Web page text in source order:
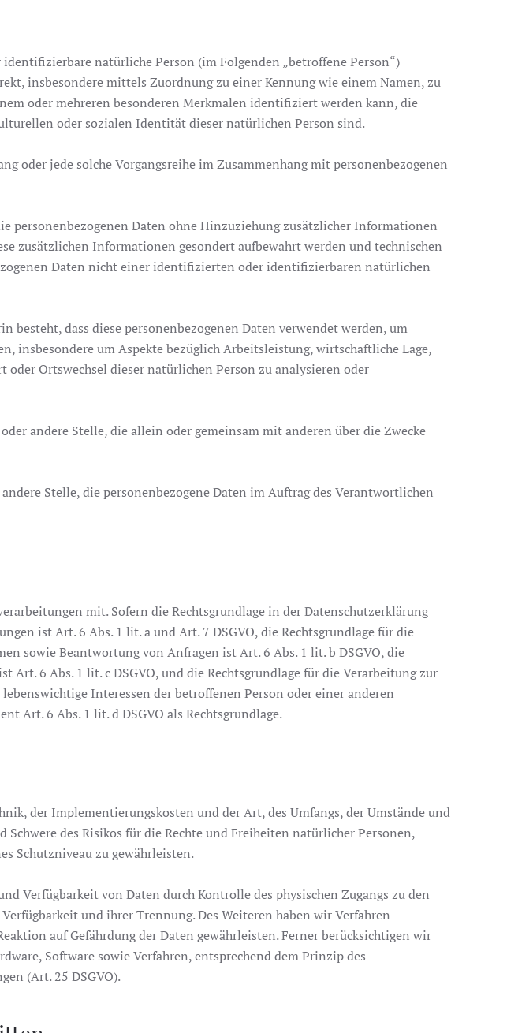
natürliche Person (im Folgenden „betroffene Person“)
insbesondere mittels Zuordnung zu einer Kennung wie einem Namen, zu
oder mehreren besonderen Merkmalen identifiziert werden kann, die
oder sozialen Identität dieser natürlichen Person sind.
oder jede solche Vorgangsreihe im Zusammenhang mit personenbezogenen
personenbezogenen Daten ohne Hinzuziehung zusätzlicher Informationen
zusätzlichen Informationen gesondert aufbewahrt werden und technischen
Daten nicht einer identifizierten oder identifizierbaren natürlichen
dass diese personenbezogenen Daten verwendet werden, um
insbesondere um Aspekte bezüglich Arbeitsleistung, wirtschaftliche Lage,
Ortswechsel dieser natürlichen Person zu analysieren oder
andere Stelle, die allein oder gemeinsam mit anderen über die Zwecke
Stelle, die personenbezogene Daten im Auftrag des Verantwortlichen
mit. Sofern die Rechtsgrundlage in der Datenschutzerklärung
ist Art. 6 Abs. 1 lit. a und Art. 7 DSGVO, die Rechtsgrundlage für die
sowie Beantwortung von Anfragen ist Art. 6 Abs. 1 lit. b DSGVO, die
6 Abs. 1 lit. c DSGVO, und die Rechtsgrundlage für die Verarbeitung zur
Interessen der betroffenen Person oder einer anderen
Art. 6 Abs. 1 lit. d DSGVO als Rechtsgrundlage.
der Implementierungskosten und der Art, des Umfangs, der Umstände und
des Risikos für die Rechte und Freiheiten natürlicher Personen,
Schutzniveau zu gewährleisten.
Verfügbarkeit von Daten durch Kontrolle des physischen Zugangs zu den
und ihrer Trennung. Des Weiteren haben wir Verfahren
auf Gefährdung der Daten gewährleisten. Ferner berücksichtigen wir
Software sowie Verfahren, entsprechend dem Prinzip des
(Art. 25 DSGVO).